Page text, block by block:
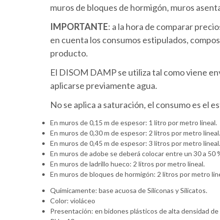
muros de bloques de hormigón, muros
IMPORTANTE: a la hora de comparar
en cuenta los consumos estipulados,
producto.
El DISOM DAMP se utiliza tal como viene
aplicarse previamente agua.
No se aplica a saturación, el consumo es el
En muros de 0,15 m de espesor: 1 litro por metro lineal.
En muros de 0,30 m de espesor: 2 litros por metro lineal.
En muros de 0,45 m de espesor: 3 litros por metro lineal.
En muros de adobe se deberá colocar entre un 30 a 50
En muros de ladrillo hueco: 2 litros por metro lineal.
En muros de bloques de hormigón: 2 litros por metro
Químicamente: base acuosa de Siliconas y Silicatos.
Color: violáceo
Presentación: en bidones plásticos de alta densidad